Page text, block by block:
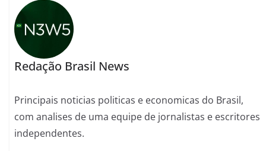
Redação Brasil News
Principais noticias politicas e economicas do Brasil,
com analises de uma equipe de jornalistas e escritores
independentes.